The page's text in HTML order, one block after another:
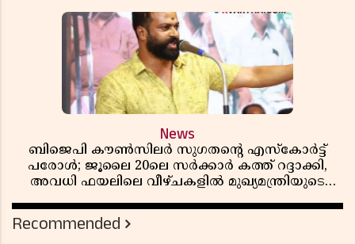
News
ബിജെപി കൗൺസിലർ സുഗതന്റെ എസ്‌കോർട്ട്
പരോൾ; ജൂലൈ 20ലെ സർക്കാർ കത്ത് റദ്ദാക്കി,
അവധി ഫയലിലെ വീഴ്ചകളിൽ മുഖ്യമന്ത്രിയുടെ
Recommended